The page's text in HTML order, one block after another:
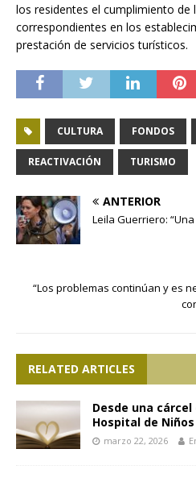
los residentes el cumplimiento de
correspondientes en los
prestación de servicios turísticos.
CULTURA FONDOS
REACTIVACIÓN TURISMO
ANTERIOR
Leila Guerriero:
“Los problemas continúan y es
RELATED ARTICLES
Desde una
Hospital de
marzo 22, 2026